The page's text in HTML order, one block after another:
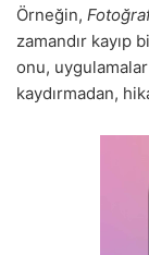
Örneğin,
zamandır kayıp
onu,
kaydırmadan,